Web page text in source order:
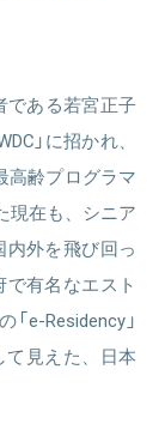
である若宮正子
」に招かれ、
高齢プログラマ
現在も、シニア
外を飛び回っ
有名なエスト
e-Residency」
て見えた、日本